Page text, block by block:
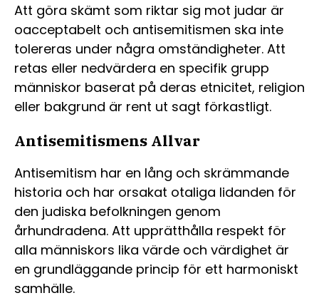
Att göra skämt som riktar sig mot judar är
oacceptabelt och antisemitismen ska inte
tolereras under några omständigheter. Att
retas eller nedvärdera en specifik grupp
människor baserat på deras etnicitet, religion
eller bakgrund är rent ut sagt förkastligt.
Antisemitismens Allvar
Antisemitism har en lång och skrämmande
historia och har orsakat otaliga lidanden för
den judiska befolkningen genom
århundradena. Att upprätthålla respekt för
alla människors lika värde och värdighet är
en grundläggande princip för ett harmoniskt
samhälle.